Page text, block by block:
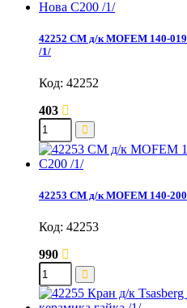
42252 СМ д/к MOFEM 140-
/1/
Код: 42252
403
42253 СМ д/к MOFEM 140-
Код: 42253
990